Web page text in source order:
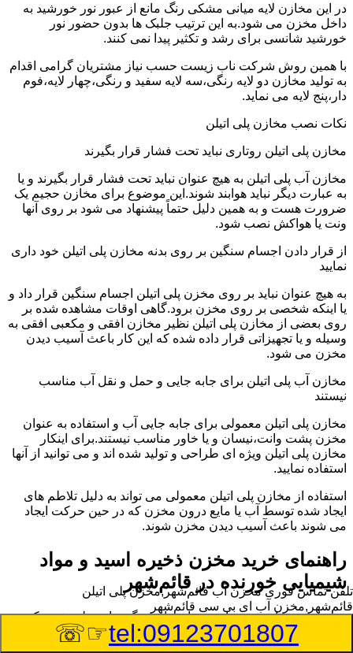
در این مخازن لایه میانی مشکی رنگ مانع از عبور نور خورشید به
داخل مخزن می شود.به این ترتیب جلبک ها بدون حضور نور
خورشید شانسی برای رشد و تکثیر پیدا نمی کنند.
با همین روش شرکت ناب زیست حسب نیاز مشتریان گرامی اقدام
به تولید مخازن دو لایه رنگی،سه لایه سفید و رنگی،چهار لایه،فوم
دار،پنج لایه می نماید.
نکات نصب مخازن پلی اتیلن
مخازن پلی اتیلن روتاری نباید تحت فشار قرار بگیرند
مخازن آب پلی اتیلن به هیچ عنوان نباید تحت فشار قرار بگیرند و یا
به عبارت دیگر نباید هوابند شوند.این موضوع برای مخازن حجیم یک
ضرورت هست و به همین دلیل حتماً پیشنهاد می شود بر روی آنها
ونت یا هواکش نصب شود.
از قرار دادن اجسام سنگین بر روی بدنه مخازن پلی اتیلن خود داری
نمایید
به هیچ عنوان نباید بر روی مخزن پلی اتیلن اجسام سنگین قرار داد و
یا اینکه شخصی بر روی مخزن برود.گاهی اوقات مشاهده شده بر
روی بعضی از مخازن پلی اتیلن نظیر مخازن افقی و مکعبی افقی به
وسیله و یا تجهیزاتی قرار داده شده که این کار باعث آسیب دیدن
مخزن می شود.
مخازن آب پلی اتیلن برای جابه جایی و حمل و نقل آب مناسب
نیستند
مخازن پلی اتیلن معمولی برای جابه جایی آب و استفاده به عنوان
مخزن پشت وانت،نیسان و یا خاور مناسب نیستند.برای اینکار
مخازن پلی اتیلن ویژه ای طراحی و تولید شده اند و می توانید از آنها
استفاده نمایید.
استفاده از مخازن پلی اتیلن معمولی می تواند به دلیل تلاطم های
ایجاد شده توسط آب یا مایع درون مخزن که در حین حرکت ایجاد
می شوند باعث آسیب دیدن مخزن شوند.
راهنمای خرید مخزن ذخیره اسید و مواد
شیمیایی خورنده در قائم‌شهر
مخزن ذخیره اسید و مواد شیمیایی باید به گونه ای تولید شوند که
بتوانند در برابر چگالی نسبتا بالا و خورندگی انواع اسیدها مقاومت
کافی داشته باشند.به همین دلیل نمی توان در هر مخزنی اسید و مواد
تلفن تماس فوریمخزن آب قائم‌شهر,مخزن پلی اتیلن
قائم‌شهر,مخزن آب ای بی سی قائم‌شهر
tel:09123701807
☞☏